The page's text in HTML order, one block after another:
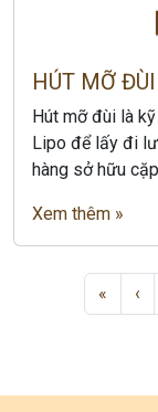
HÚT MỠ ĐÙI
Hút mỡ đùi là
Lipo để lấy đi
hàng sở hữu
Xem thêm »
« ‹